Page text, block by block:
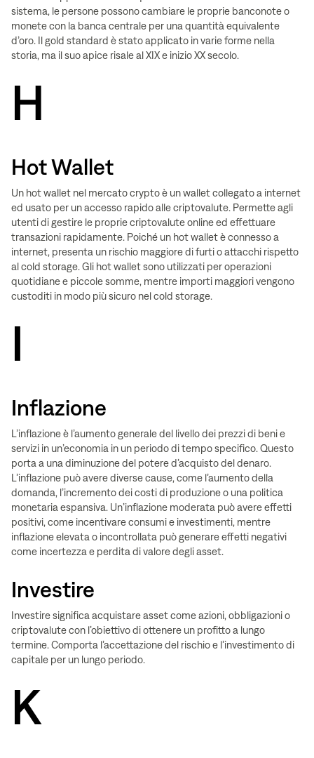
sistema, le persone possono cambiare le proprie banconote o
monete con la banca centrale per una quantità equivalente
d’oro. Il gold standard è stato applicato in varie forme nella
storia, ma il suo apice risale al XIX e inizio XX secolo.
H
Hot Wallet
Un hot wallet nel mercato crypto è un wallet collegato a internet
ed usato per un accesso rapido alle criptovalute. Permette agli
utenti di gestire le proprie criptovalute online ed effettuare
transazioni rapidamente. Poiché un hot wallet è connesso a
internet, presenta un rischio maggiore di furti o attacchi rispetto
al cold storage. Gli hot wallet sono utilizzati per operazioni
quotidiane e piccole somme, mentre importi maggiori vengono
custoditi in modo più sicuro nel cold storage.
I
Inflazione
L’inflazione è l’aumento generale del livello dei prezzi di beni e
servizi in un’economia in un periodo di tempo specifico. Questo
porta a una diminuzione del potere d’acquisto del denaro.
L’inflazione può avere diverse cause, come l’aumento della
domanda, l’incremento dei costi di produzione o una politica
monetaria espansiva. Un’inflazione moderata può avere effetti
positivi, come incentivare consumi e investimenti, mentre
inflazione elevata o incontrollata può generare effetti negativi
come incertezza e perdita di valore degli asset.
Investire
Investire significa acquistare asset come azioni, obbligazioni o
criptovalute con l’obiettivo di ottenere un profitto a lungo
termine. Comporta l’accettazione del rischio e l’investimento di
capitale per un lungo periodo.
K